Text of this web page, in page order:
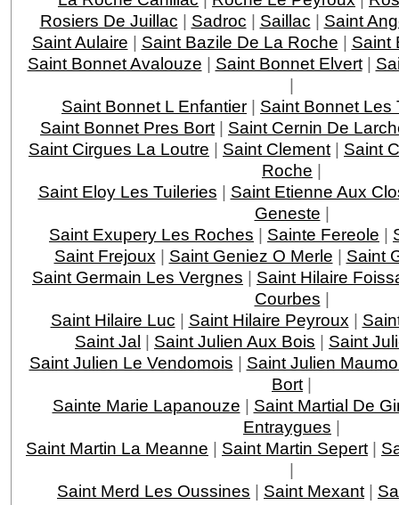
Rosiers De Juillac | Sadroc | Saillac | Saint
Saint Aulaire | Saint Bazile De La Roche | Saint
Saint Bonnet Avalouze | Saint Bonnet Elvert|
|
Saint Bonnet L Enfantier | Saint Bonnet Les
Saint Bonnet Pres Bort | Saint Cernin De
Saint Cirgues La Loutre | Saint Clement | Saint
Roche |
Saint Eloy Les Tuileries | Saint Etienne Aux
Geneste |
Saint Exupery Les Roches | Sainte Fereole |
Saint Frejoux | Saint Geniez O Merle | Saint
Saint Germain Les Vergnes | Saint Hilaire
Courbes |
Saint Hilaire Luc | Saint Hilaire Peyroux |
Saint Jal | Saint Julien Aux Bois | Saint
Saint Julien Le Vendomois | Saint Julien
Bort |
Sainte Marie Lapanouze | Saint Martial De
Entraygues |
Saint Martin La Meanne | Saint Martin Sepert |
|
Saint Merd Les Oussines | Saint Mexant |